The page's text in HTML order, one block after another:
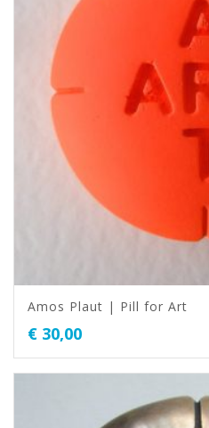
Amos Plaut | Pill for Art
€ 30,00